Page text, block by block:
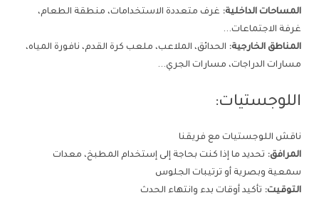
المساحات الداخلية: غرف متعددة الاستخدامات، منطقة الطعام،
غرفة الاجتماعات...
المناطق الخارجية: الحدائق، الملاعب، ملعب كرة القدم، نافورة المياه،
مسارات الدراجات، مسارات الجري...
اللوجستيات:
ناقش اللوجستيات مع فريقنا
المرافق: تحديد ما إذا كنت بحاجة إلى إستخدام المطبخ، معدات
سمعية وبصرية أو ترتيبات الجلوس
التوقيت: تأكيد أوقات بدء وانتهاء الحدث